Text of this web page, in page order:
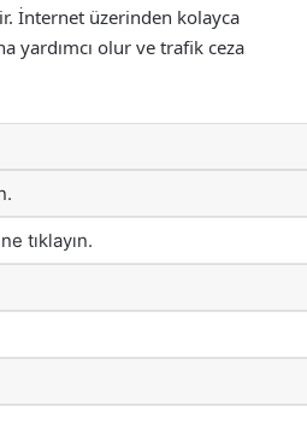
İnternet üzerinden kolayca
yardımcı olur ve trafik ceza
tıklayın.